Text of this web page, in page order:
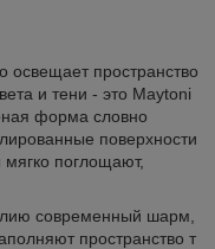
освещает пространство
и тени - это Maytoni
форма словно
поверхности
поглощают,
современный шарм,
пространство т